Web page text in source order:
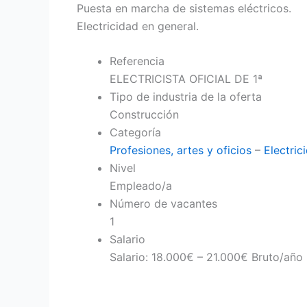
Puesta en marcha de sistemas eléctricos.
Electricidad en general.
Referencia
ELECTRICISTA OFICIAL DE 1ª
Tipo de industria de la oferta
Construcción
Categoría
Profesiones, artes y oficios –
Nivel
Empleado/a
Número de vacantes
1
Salario
Salario: 18.000€ – 21.000€ Bruto/año